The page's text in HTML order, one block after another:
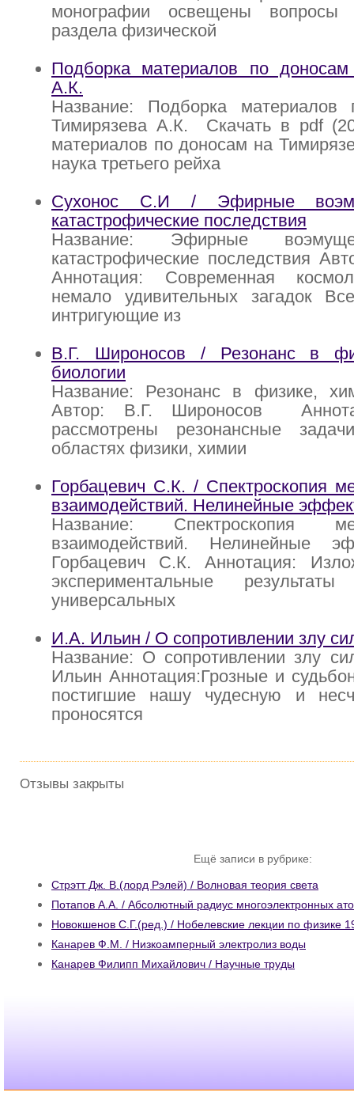
монографии освещены
раздела физической
Подборка материалов по
А.К.
Название: Подборка
Тимирязева А.К. Скачать в pdf
материалов по доносам на
наука третьего рейха
Сухонос С.И / Эфирные
катастрофические последствия
Название: Эфирные
катастрофические последствия
Аннотация: Современная
немало удивительных загадок
интригующие из
В.Г. Широносов / Резонанс в
биологии
Название: Резонанс в физике,
Автор: В.Г. Широносов
рассмотрены резонансные
областях физики, химии
Горбацевич С.К. / Спектроскопия
взаимодействий. Нелинейные
Название: Спектроскопия
взаимодействий. Нелинейные
Горбацевич С.К. Аннотация:
экспериментальные
универсальных
И.А. Ильин / О сопротивлении злу
Название: О сопротивлении злу
Ильин Аннотация:Грозные и
постигшие нашу чудесную и
проносятся
Отзывы закрыты
Ещё записи в рубрике:
Стрэтт Дж. В.(лорд Рэлей) / Волновая теория света
Потапов А.А. / Абсолютный радиус многоэлектронных
Новокшенов С.Г.(ред.) / Нобелевские лекции по физике
Канарев Ф.М. / Низкоамперный электролиз воды
Канарев Филипп Михайлович / Научные труды